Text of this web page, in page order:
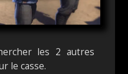
les 2 autres
le casse.